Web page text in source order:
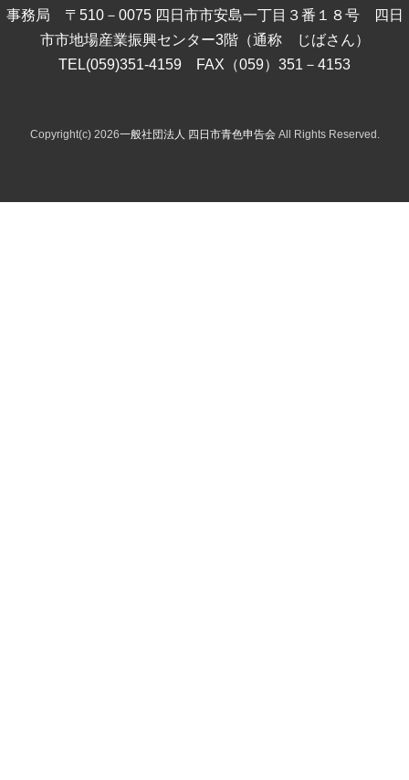
事務局 〒510－0075 四日市市安島一丁目３番１８号 四日
市市地場産業振興センター3階（通称 じばさん）
TEL(059)351-4159 FAX（059）351－4153
Copyright(c) 2026一般社団法人 四日市青色申告会All Rights Reserved.